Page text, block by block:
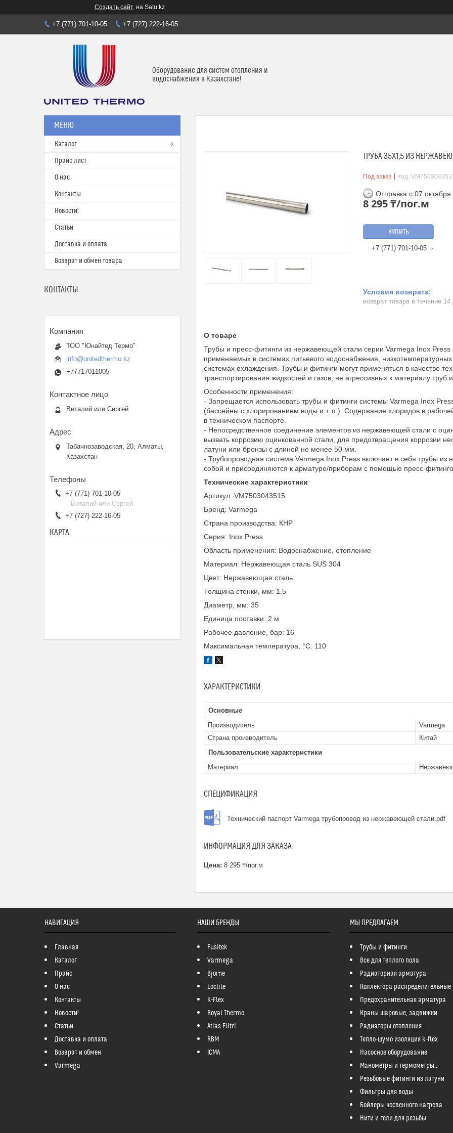
Создать сайт на Satu.kz
+7 (771) 701-10-05 +7 (727) 222-16-05
Оборудование для систем отопления и
водоснабжения в Казахстане!
ТРУБА 35X1,5 ИЗ
Под заказ Код:
Отправка с 07 октября
8 295 ₸/пог.м
КУПИТЬ
+7 (771) 701-10-05
возврат товара в течение 14
О товаре
Трубы и пресс-фитинги из нержавеющей стали серии Varmega Inox Press
применяемых в системах питьевого водоснабжения,
системах охлаждения. Трубы и фитинги могут применяться в качестве
транспортирования жидкостей и газов, не агрессивных к материалу труб
Особенности применения:
- Запрещается использовать трубы и фитинги системы Varmega Inox
(бассейны с хлорированием воды и т. п.). Содержание хлоридов в
в техническом паспорте.
- Непосредственное соединение элементов из нержавеющей стали с
вызвать коррозию оцинкованной стали, для предотвращения коррозии
латуни или бронзы с длиной не менее 50 мм.
- Трубопроводная система Varmega Inox Press включает в себя трубы
собой и присоединяются к арматуре/приборам с помощью пресс-
Технические характеристики
Артикул: VM7503043515
Бренд: Varmega
Страна производства: КНР
Серия: Inox Press
Область применения: Водоснабжение, отопление
Материал: Нержавеющая сталь SUS 304
Цвет: Нержавеющая сталь
Толщина стенки, мм: 1.5
Диаметр, мм: 35
Единица поставки: 2 м
Рабочее давление, бар: 16
Максимальная температура, °С: 110
ХАРАКТЕРИСТИКИ
Основные
Производитель
Varmega
Страна производитель
Китай
Пользовательские характеристики
Материал
СПЕЦИФИКАЦИЯ
Технический паспорт Varmega трубопровод из нержавеющей стали.pdf
ИНФОРМАЦИЯ ДЛЯ ЗАКАЗА
Цена: 8 295 ₸/пог.м
Каталог
Прайс лист
О нас
Контакты
Новости!
Статьи
Доставка и оплата
Возврат и обмен товара
КОНТАКТЫ
ТОО "Юнайтед Термо"
info@unitedthermo.kz
+77717011005
Виталий или Сергей
Табачнозаводская, 20, Алматы,
Казахстан
+7 (771) 701-10-05
Виталий или Сергей
+7 (727) 222-16-05
КАРТА
НАВИГАЦИЯ
Главная
Каталог
Прайс
О нас
Контакты
Новости!
Статьи
Доставка и оплата
Возврат и обмен
Varmega
НАШИ БРЕНДЫ
Fusitek
Varmega
Bjorne
Loctite
K-Flex
Royal Thermo
Atlas Filtri
RBM
ICMA
МЫ ПРЕДЛАГАЕМ
Трубы и фитинги
Все для теплого пола
Радиаторная арматура
Коллектора распределительные
Предохранительная арматура
Краны шаровые, задвижки
Радиаторы отопления
Тепло-шумо изоляция k-flex
Насосное оборудование
Манометры и термометры...
Резьбовые фитинги из латуни
Фильтры для воды
Бойлеры косвенного нагрева
Нити и гели для резьбы